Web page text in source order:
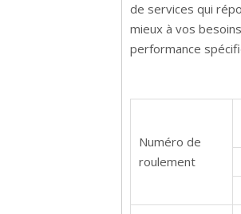
de services qui
mieux à vos
performance
Numéro de
roulement